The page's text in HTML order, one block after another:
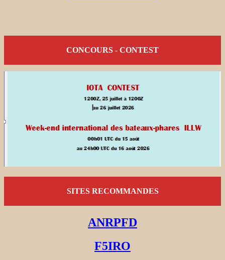
CONCOURS - CONTEST
SITES RECOMMANDES
ANRPFD
F5IRO